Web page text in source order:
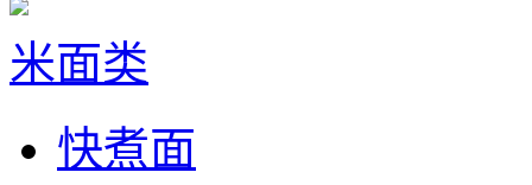
米面类
快煮面